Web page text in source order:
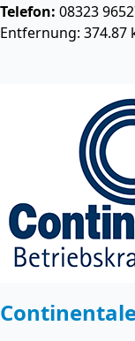
Telefon: 08323
Entfernung: 374.87